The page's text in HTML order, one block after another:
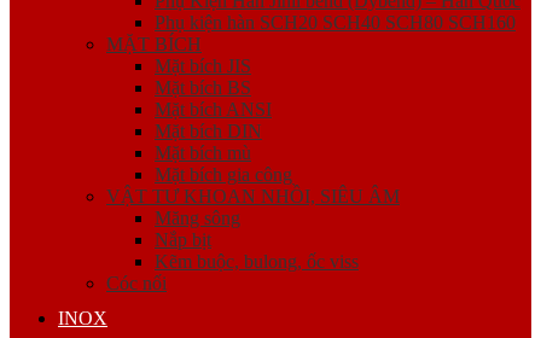
Phụ kiện hàn SCH20 SCH40 SCH80 SCH160
MẶT BÍCH
Mặt bích JIS
Mặt bích BS
Mặt bích ANSI
Mặt bích DIN
Mặt bích mù
Mặt bích gia công
VẬT TƯ KHOAN NHỒI, SIÊU ÂM
Măng sông
Nắp bịt
Kẽm buộc, bulong, ốc viss
Cóc nối
INOX